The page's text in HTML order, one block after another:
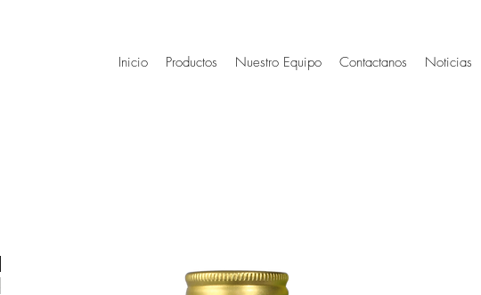
Inicio Productos Nuestro Equipo Contactanos Noticias